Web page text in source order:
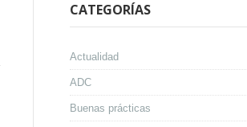
CATEGORÍAS
Actualidad
ADC
Buenas prácticas